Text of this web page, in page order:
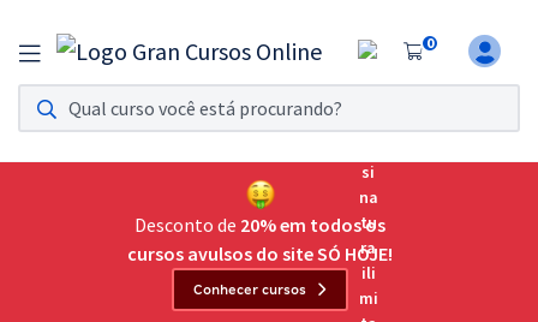
0
Assinatura Ilimitada 11
Acesso a todos os cursos. Teste grátis por 7 dias!
Assinatura OAB Até Passar
Acesso ilimitado a toda preparação para o Exame da
Desconto de 20% em todos os
cursos avulsos do site SÓ HOJE!
Conhecer cursos